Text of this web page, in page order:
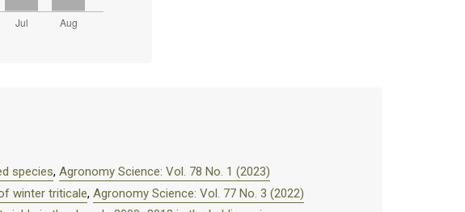
species, Agronomy Science: Vol. 78 No. 1 (2023)
winter triticale, Agronomy Science: Vol. 77 No. 3 (2022)